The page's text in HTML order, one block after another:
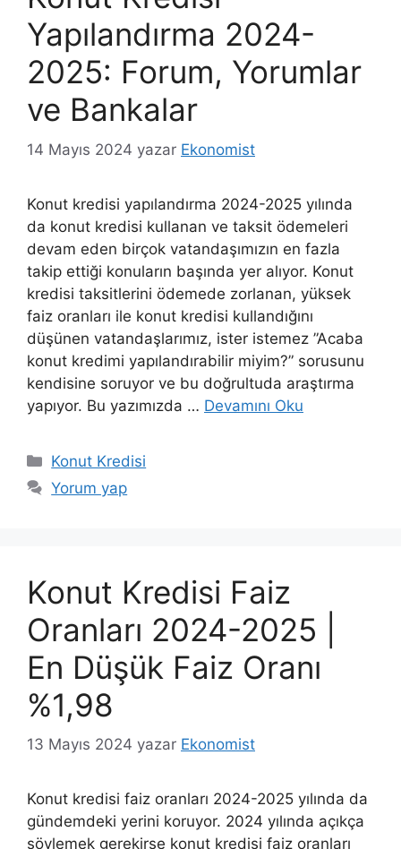
Yapılandırma 2024-
2025: Forum, Yorumlar
ve Bankalar
14 Mayıs 2024 yazar Ekonomist
Konut kredisi yapılandırma 2024-2025 yılında
da konut kredisi kullanan ve taksit ödemeleri
devam eden birçok vatandaşımızın en fazla
takip ettiği konuların başında yer alıyor. Konut
kredisi taksitlerini ödemede zorlanan, yüksek
faiz oranları ile konut kredisi kullandığını
düşünen vatandaşlarımız, ister istemez ”Acaba
konut kredimi yapılandırabilir miyim?” sorusunu
kendisine soruyor ve bu doğrultuda araştırma
yapıyor. Bu yazımızda … Devamını Oku
Kategoriler
Konut Kredisi
Yorum yap
Konut Kredisi Faiz
Oranları 2024-2025 |
En Düşük Faiz Oranı
%1,98
13 Mayıs 2024 yazar Ekonomist
Konut kredisi faiz oranları 2024-2025 yılında da
gündemdeki yerini koruyor. 2024 yılında açıkça
söylemek gerekirse konut kredisi faiz oranları